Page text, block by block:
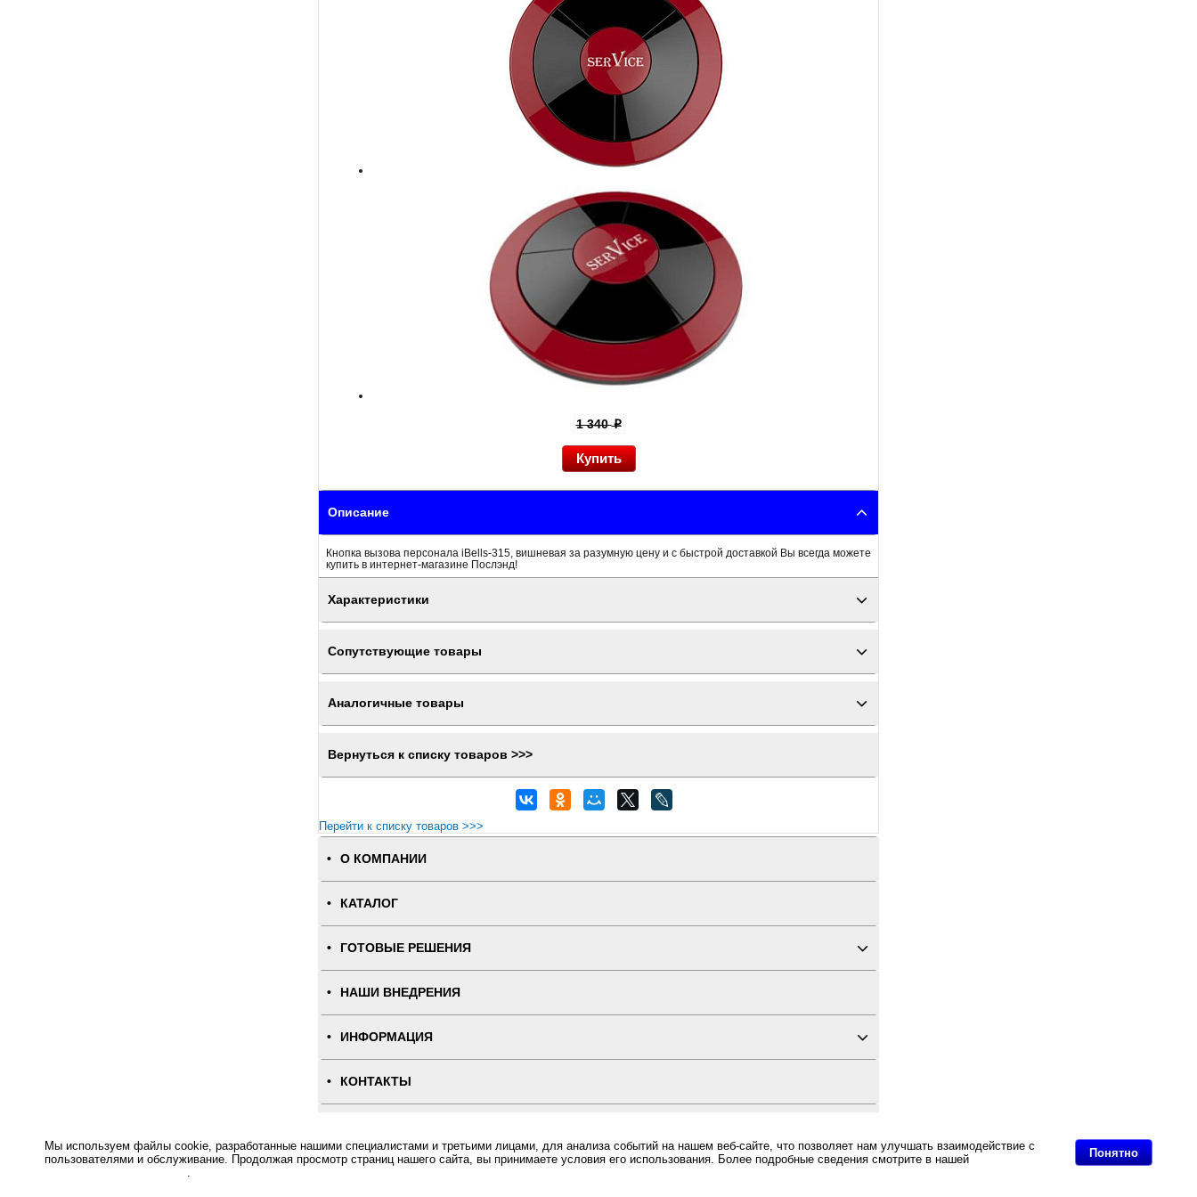
Понятно
Мы используем файлы cookie, разработанные нашими специалистами и третьими лицами, для анализа событий на нашем веб-сайте, что позволяет нам улучшать взаимодействие с
пользователями и обслуживание. Продолжая просмотр страниц нашего сайта, вы принимаете условия его использования. Более подробные сведения смотрите в нашей
.
1 340p
Описание
Кнопка вызова персонала iBells-315, вишневая за разумную цену и с быстрой доставкой Вы всегда можете
купить в интернет-магазине Послэнд!
Характеристики
Сопутствующие товары
Аналогичные товары
Вернуться к списку товаров >>>
Перейти к списку товаров >>>
О КОМПАНИИ
КАТАЛОГ
ГОТОВЫЕ РЕШЕНИЯ
НАШИ ВНЕДРЕНИЯ
ИНФОРМАЦИЯ
КОНТАКТЫ
Интернет-магазин "ПОСЛЭНД" - торгового оборудования, оборудования для автоматизации общепита и торговли, расходных материалов